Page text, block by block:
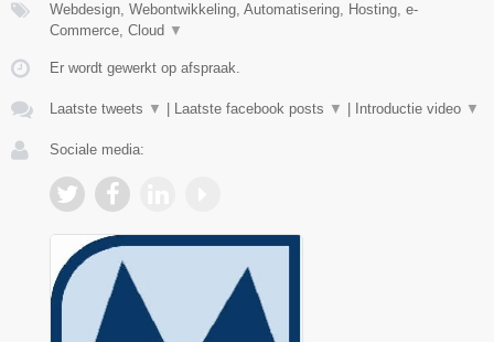
Webdesign, Webontwikkeling, Automatisering, Hosting, e-
Commerce, Cloud ▼
Er wordt gewerkt op afspraak.
Laatste tweets ▼ Laatste facebook posts ▼ Introductie video ▼
Sociale media: